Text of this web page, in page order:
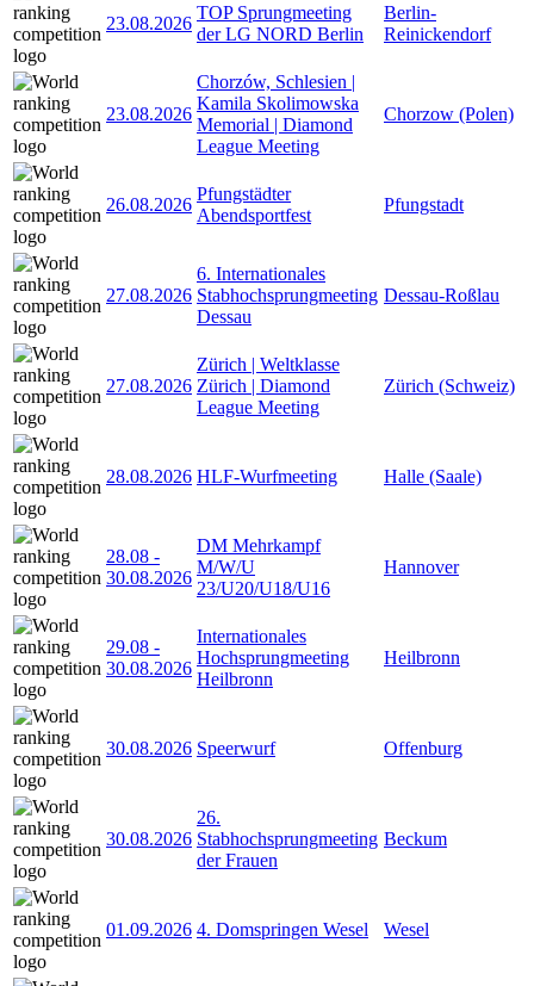
23.08.2026
TOP Sprungmeeting
der LG NORD Berlin
Berlin-
Reinickendorf
23.08.2026
Chorzów, Schlesien |
Kamila Skolimowska
Memorial | Diamond
League Meeting
Chorzow (Polen)
26.08.2026
Pfungstädter
Abendsportfest
Pfungstadt
27.08.2026
6. Internationales
Stabhochsprungmeeting
Dessau
Dessau-Roßlau
27.08.2026
Zürich | Weltklasse
Zürich | Diamond
League Meeting
Zürich (Schweiz)
28.08.2026 HLF-Wurfmeeting Halle (Saale)
28.08 -
30.08.2026
DM Mehrkampf
M/W/U
23/U20/U18/U16
Hannover
29.08 -
30.08.2026
Internationales
Hochsprungmeeting
Heilbronn
Heilbronn
30.08.2026 Speerwurf Offenburg
30.08.2026
26.
Stabhochsprungmeeting
der Frauen
Beckum
01.09.2026 4. Domspringen Wesel Wesel